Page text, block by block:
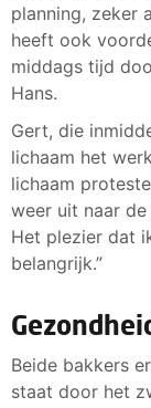
planning, zeker
heeft ook
middags tijd
Hans.
Gert, die
lichaam het
lichaam
weer uit naar
Het plezier dat
belangrijk.”
Beide bakkers
staat door het